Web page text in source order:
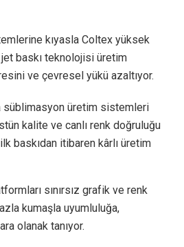
kıyasla Coltex yüksek
baskı teknolojisi üretim
ve çevresel yükü azaltıyor.
süblimasyon üretim sistemleri
kalite ve canlı renk doğruluğu
baskıdan itibaren kârlı üretim
sınırsız grafik ve renk
kumaşla uyumluluğa,
olanak tanıyor.